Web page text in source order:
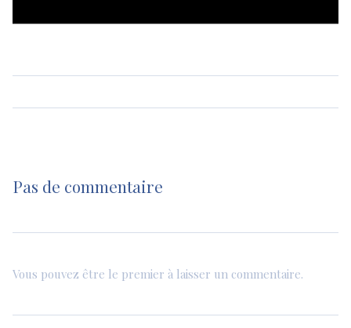
Pas de commentaire
Vous pouvez être le premier à laisser un commentaire.